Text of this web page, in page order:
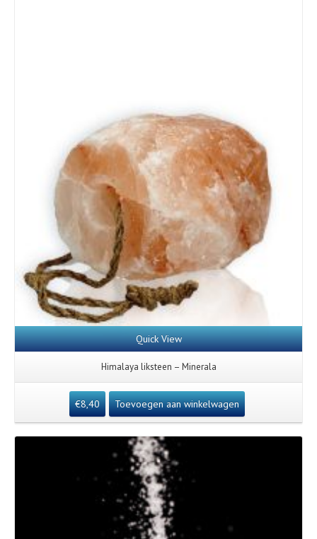
Quick View
Himalaya liksteen – Minerala
€8,40 Toevoegen aan winkelwagen